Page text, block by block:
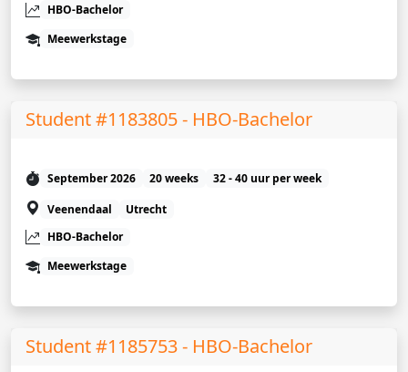
HBO-Bachelor
Meewerkstage
Student #1183805 - HBO-Bachelor
September 2026 20 weeks
32 - 40 uur per week
Veenendaal
Utrecht
HBO-Bachelor
Meewerkstage
Student #1185753 - HBO-Bachelor